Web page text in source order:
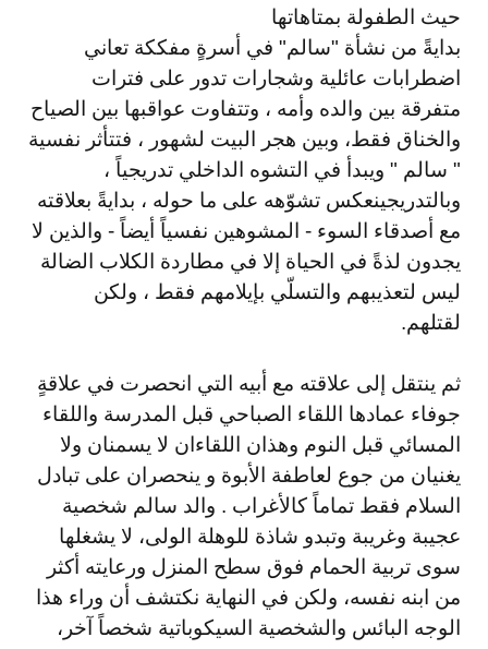
حيث الطفولة بمتاهاتها
بدايةً من نشأة "سالم" في أسرةٍ مفككة تعاني
اضطرابات عائلية وشجارات تدور على فترات
متفرقة بين والده وأمه ، وتتفاوت عواقبها بين الصياح
والخناق فقط، وبين هجر البيت لشهور ، فتتأثر نفسية
" سالم " ويبدأ في التشوه الداخلي تدريجياً ،
وبالتدريجينعكس تشوّهه على ما حوله ، بدايةً بعلاقته
مع أصدقاء السوء - المشوهين نفسياً أيضاً - والذين لا
يجدون لذةً في الحياة إلا في مطاردة الكلاب الضالة
ليس لتعذيبهم والتسلّي بإيلامهم فقط ، ولكن
لقتلهم.
ثم ينتقل إلى علاقته مع أبيه التي انحصرت في علاقةٍ
جوفاء عمادها اللقاء الصباحي قبل المدرسة واللقاء
المسائي قبل النوم وهذان اللقاءان لا يسمنان ولا
يغنيان من جوع لعاطفة الأبوة و ينحصران على تبادل
السلام فقط تماماً كالأغراب . والد سالم شخصية
عجيبة وغريبة وتبدو شاذة للوهلة الولى، لا يشغلها
سوى تربية الحمام فوق سطح المنزل ورعايته أكثر
من ابنه نفسه، ولكن في النهاية نكتشف أن وراء هذا
الوجه البائس والشخصية السيكوباتية شخصاً آخر،